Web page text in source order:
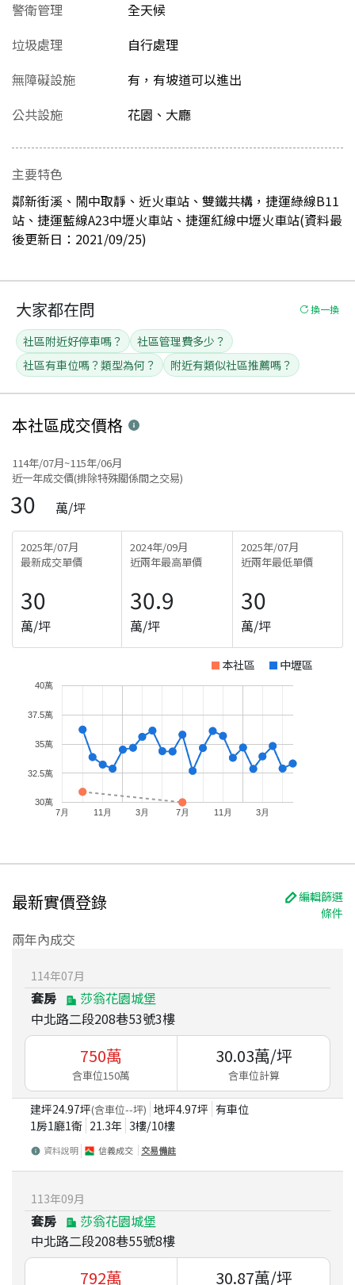
警衛管理
全天候
垃圾處理
自行處理
無障礙設施
有，有坡道可以進出
公共設施
花園、大廳
主要特色
鄰新街溪、鬧中取靜、近火車站、雙鐵共構，捷運綠線B11
站、捷運藍線A23中壢火車站、捷運紅線中壢火車站(資料最
後更新日：2021/09/25)
大家都在問 換一換
社區附近好停車嗎？
社區管理費多少？
社區有車位嗎？類型為何？
附近有類似社區推薦嗎？
本社區成交價格
114年/07月~115年/06月
近一年成交價(排除特殊關係間之交易)
30 萬/坪
2025年/07月
最新成交單價
30
萬/坪
2024年/09月
近兩年最高單價
30.9
萬/坪
2025年/07月
近兩年最低單價
30
萬/坪
本社區 中壢區
7月 11月 3月 7月 11月 3月
30萬
32.5萬
35萬
37.5萬
40萬
最新實價登錄
編輯篩選
條件
兩年內成交
114年07月
套房
莎翁花園城堡
中北路二段208巷53號3樓
750萬
含車位150萬
30.03萬/坪
含車位計算
建坪24.97坪(含車位--坪) 地坪4.97坪 有車位
1房1廳1衛 21.3年 3樓/10樓
資料說明 信義成交 交易備註
113年09月
套房
莎翁花園城堡
中北路二段208巷55號8樓
792萬 30.87萬/坪